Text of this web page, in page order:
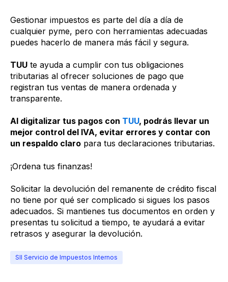
Gestionar impuestos es parte del día a día de
cualquier pyme, pero con herramientas adecuadas
puedes hacerlo de manera más fácil y segura.
TUU te ayuda a cumplir con tus obligaciones
tributarias al ofrecer soluciones de pago que
registran tus ventas de manera ordenada y
transparente.
Al digitalizar tus pagos con TUU, podrás llevar un
mejor control del IVA, evitar errores y contar con
un respaldo claro para tus declaraciones tributarias.
¡Ordena tus finanzas!
Solicitar la devolución del remanente de crédito fiscal
no tiene por qué ser complicado si sigues los pasos
adecuados. Si mantienes tus documentos en orden y
presentas tu solicitud a tiempo, te ayudará a evitar
retrasos y asegurar la devolución.
SII Servicio de Impuestos Internos